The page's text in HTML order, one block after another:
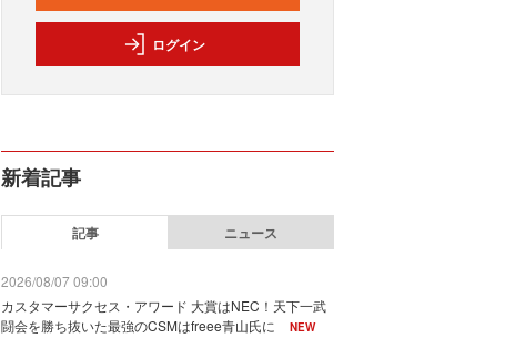
ログイン
新着記事
記事 ニュース
2026/08/07 09:00
カスタマーサクセス・アワード 大賞はNEC！天下一武
闘会を勝ち抜いた最強のCSMはfreee青山氏に
NEW